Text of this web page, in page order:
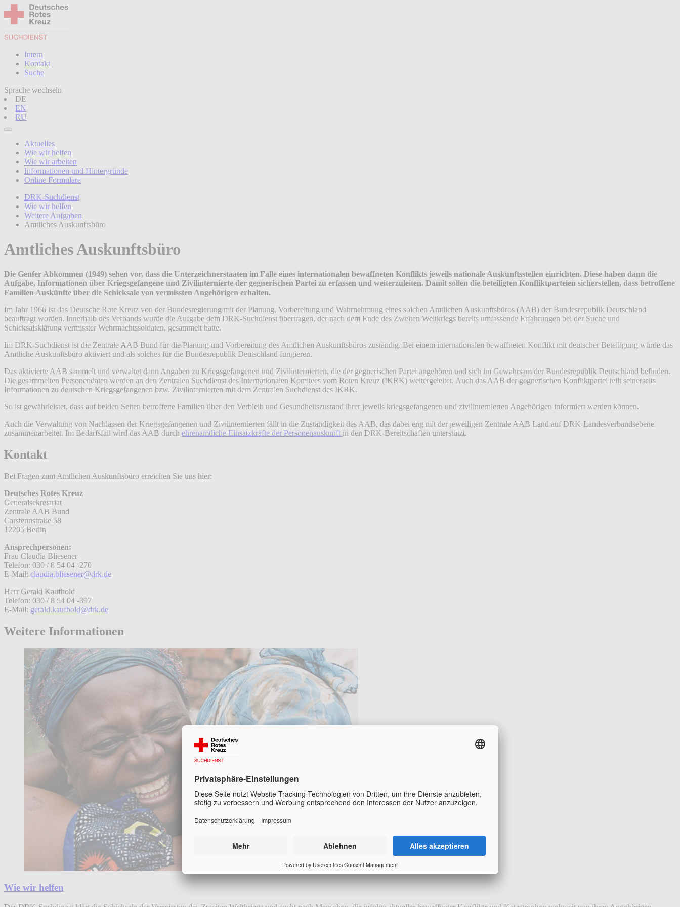
Intern
Kontakt
Suche
Sprache wechseln
DE
EN
RU
Aktuelles
Wie wir helfen
Wie wir arbeiten
Informationen und Hintergründe
Online Formulare
DRK-Suchdienst
Wie wir helfen
Weitere Aufgaben
Amtliches Auskunftsbüro
Amtliches Auskunftsbüro
Die Genfer Abkommen (1949) sehen vor, dass die Unterzeichnerstaaten im Falle eines internationalen bewaffneten Konflikts jeweils nationale Auskunftsstellen einrichten. Diese haben dann die
Aufgabe, Informationen über Kriegsgefangene und Zivilinternierte der gegnerischen Partei zu erfassen und weiterzuleiten. Damit sollen die beteiligten Konfliktparteien sicherstellen, dass betroffene
Familien Auskünfte über die Schicksale von vermissten Angehörigen erhalten.
Im Jahr 1966 ist das Deutsche Rote Kreuz von der Bundesregierung mit der Planung, Vorbereitung und Wahrnehmung eines solchen Amtlichen Auskunftsbüros (AAB) der Bundesrepublik Deutschland
beauftragt worden. Innerhalb des Verbands wurde die Aufgabe dem DRK-Suchdienst übertragen, der nach dem Ende des Zweiten Weltkriegs bereits umfassende Erfahrungen bei der Suche und
Schicksalsklärung vermisster Wehrmachtssoldaten, gesammelt hatte.
Im DRK-Suchdienst ist die Zentrale AAB Bund für die Planung und Vorbereitung des Amtlichen Auskunftsbüros zuständig. Bei einem internationalen bewaffneten Konflikt mit deutscher Beteiligung würde das
Amtliche Auskunftsbüro aktiviert und als solches für die Bundesrepublik Deutschland fungieren.
Das aktivierte AAB sammelt und verwaltet dann Angaben zu Kriegsgefangenen und Zivilinternierten, die der gegnerischen Partei angehören und sich im Gewahrsam der Bundesrepublik Deutschland befinden.
Die gesammelten Personendaten werden an den Zentralen Suchdienst des Internationalen Komitees vom Roten Kreuz (IKRK) weitergeleitet. Auch das AAB der gegnerischen Konfliktpartei teilt seinerseits
Informationen zu deutschen Kriegsgefangenen bzw. Zivilinternierten mit dem Zentralen Suchdienst des IKRK.
So ist gewährleistet, dass auf beiden Seiten betroffene Familien über den Verbleib und Gesundheitszustand ihrer jeweils kriegsgefangenen und zivilinternierten Angehörigen informiert werden können.
Auch die Verwaltung von Nachlässen der Kriegsgefangenen und Zivilinternierten fällt in die Zuständigkeit des AAB, das dabei eng mit der jeweiligen Zentrale AAB Land auf DRK-Landesverbandsebene
zusammenarbeitet. Im Bedarfsfall wird das AAB durch ehrenamtliche Einsatzkräfte der Personenauskunft in den DRK-Bereitschaften unterstützt.
Kontakt
Bei Fragen zum Amtlichen Auskunftsbüro erreichen Sie uns hier:
Deutsches Rotes Kreuz
Generalsekretariat
Zentrale AAB Bund
Carstennstraße 58
12205 Berlin
Ansprechpersonen:
Frau Claudia Bliesener
Telefon: 030 / 8 54 04 -270
E-Mail: claudia.bliesener@drk.de
Herr Gerald Kaufhold
Telefon: 030 / 8 54 04 -397
E-Mail: gerald.kaufhold@drk.de
Weitere Informationen
Wie wir helfen